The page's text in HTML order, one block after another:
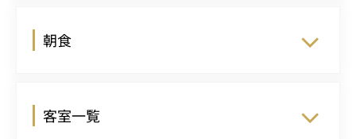
朝食
客室一覧